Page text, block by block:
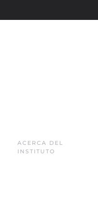
ACERCA DEL
INSTITUTO